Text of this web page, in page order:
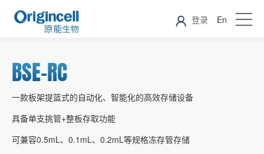
登录 En
BSE-RC
一款板架提篮式的自动化、智能化的高效存储设备
具备单支挑管+整板存取功能
可兼容0.5mL、0.1mL、0.2mL等规格冻存管存储